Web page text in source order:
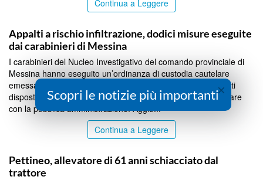
Continua a Leggere
Appalti a rischio infiltrazione, dodici misure eseguite
dai carabinieri di Messina
I carabinieri del Nucleo Investigativo del comando provinciale di
Messina hanno eseguito un’ordinanza di custodia cautelare
emessa dal gip nei confronti di 12 persone. Per sei sono stati
disposti i domiciliari, per sei il divieto temporanea di contrattare
con la pubblica amministrazione. Aggiu...
Continua a Leggere
Pettineo, allevatore di 61 anni schiacciato dal
trattore
×
Scopri le notizie più importanti